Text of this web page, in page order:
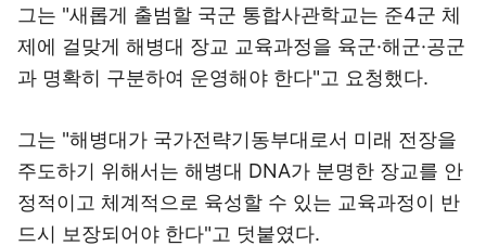
그는 "새롭게 출범할 국군 통합사관학교는 준4군 체
제에 걸맞게 해병대 장교 교육과정을 육군·해군·공군
과 명확히 구분하여 운영해야 한다"고 요청했다.
그는 "해병대가 국가전략기동부대로서 미래 전장을
주도하기 위해서는 해병대 DNA가 분명한 장교를 안
정적이고 체계적으로 육성할 수 있는 교육과정이 반
드시 보장되어야 한다"고 덧붙였다.